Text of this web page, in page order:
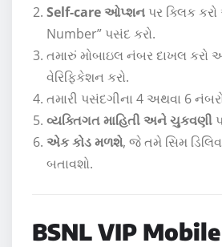
Self-care ઓપ્શન પર ક્લિક
Number” પસંદ કરો.
તમારું મોબાઇલ નંબર દાખલ કરો
વેરિફિકેશન કરો.
તમારી પસંદગીના 4 અથવા 6
વ્યક્તિગત માહિતી અને ચુકવણી
એક કોડ મળશે, જે તમે સિમ
બતાવશો.
BSNL VIP